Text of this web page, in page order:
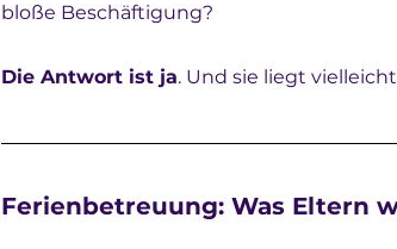
bloße Beschäftigung?
Die Antwort ist ja. Und sie liegt
Ferienbetreuung: Was Eltern